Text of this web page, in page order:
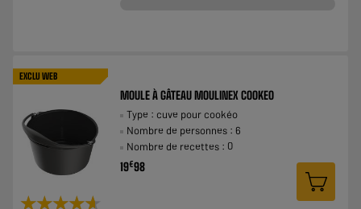
EXCLU WEB
★★★★★
★★★★★
MOULE À GÂTEAU MOULINEX COOKEO
Type : cuve pour cookéo
Nombre de personnes : 6
Nombre de recettes : 0
19€98